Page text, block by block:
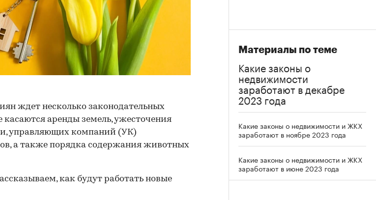
ждет несколько законодательных
касаются аренды земель, ужесточения
управляющих компаний (УК)
а также порядка содержания животных
как будут работать новые
Материалы по теме
Какие законы о
недвижимости
заработают в декабре
2023 года
Какие законы о недвижимости и ЖКХ
заработают в ноябре 2023 года
Какие законы о недвижимости и ЖКХ
заработают в июне 2023 года